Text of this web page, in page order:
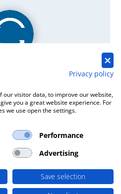
és energia
lehető legmagasabb
aránnyal.
Privacy policy
our visitor data, to improve our website,
you a great website experience. For
we use open the settings.
Performance
Advertising
Save selection